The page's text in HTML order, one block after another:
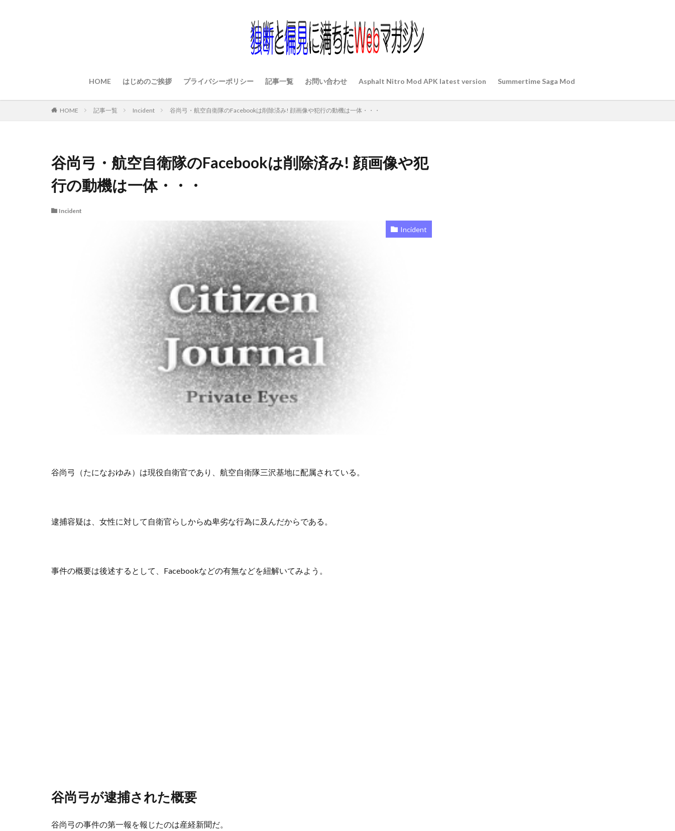
HOME はじめのご挨拶 プライバシーポリシー 記事一覧 お問い合わせ Asphalt Nitro Mod APK latest version Summertime Saga Mod
HOME 記事一覧 Incident 谷尚弓・航空自衛隊のFacebookは削除済み! 顔画像や犯行の動機は一体・・・
谷尚弓・航空自衛隊のFacebookは削除済み! 顔画像や犯
行の動機は一体・・・
Incident
Incident
谷尚弓（たになおゆみ）は現役自衛官であり、航空自衛隊三沢基地に配属されている。
逮捕容疑は、女性に対して自衛官らしからぬ卑劣な行為に及んだからである。
事件の概要は後述するとして、Facebookなどの有無などを紐解いてみよう。
谷尚弓が逮捕された概要
谷尚弓の事件の第一報を報じたのは産経新聞だ。